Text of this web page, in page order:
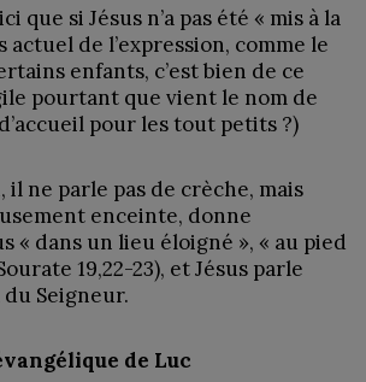
que si Jésus n’a pas été « mis à la
actuel de l’expression, comme le
enfants, c’est bien de ce
pourtant que vient le nom de
pour les tout petits ?)
il ne parle pas de crèche, mais
enceinte, donne
« dans un lieu éloigné », « au pied
19,22-23), et Jésus parle
Seigneur.
de Luc